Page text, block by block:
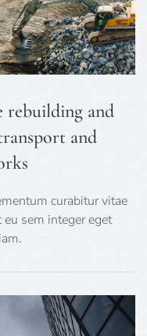
rebuilding and
and
curabitur vitae
sem integer eget